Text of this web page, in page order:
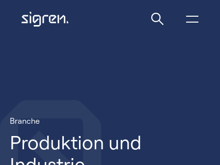
Branche
Produktion und